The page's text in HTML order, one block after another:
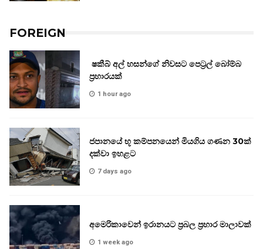
FOREIGN
ෂකීබ් අල් හසන්ගේ නිවසට පෙට්‍රල් බෝම්බ
ප්‍රහාරයක්
1 hour ago
ජපානයේ භූ කම්පනයෙන් මියගිය ගණන 30ක්
දක්වා ඉහළට
7 days ago
අමෙරිකාවෙන් ඉරානයට ප්‍රබල ප්‍රහාර මාලාවක්
1 week ago